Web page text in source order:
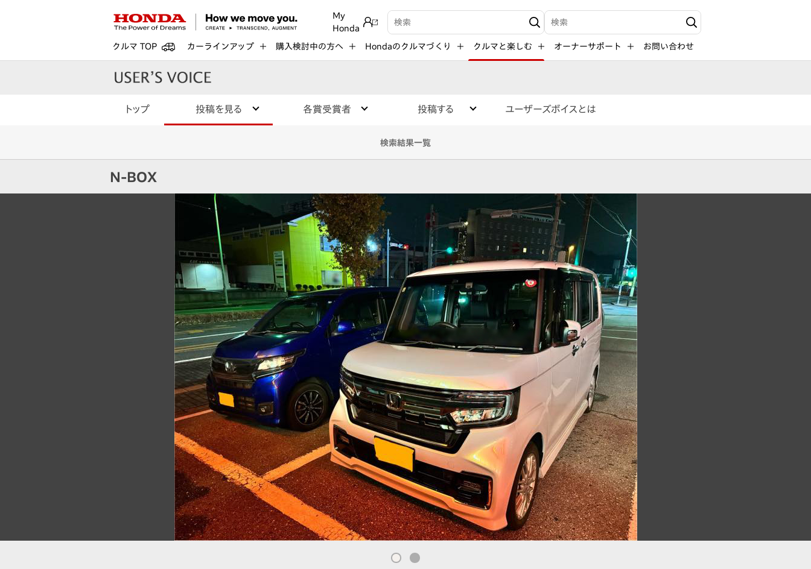
My
Honda
検索キーワード入力 検索キーワード入力
クルマ TOP カーラインアップ 購入検討中の方へ Hondaのクルマづくり クルマと楽しむ オーナーサポート お問い合わせ
トップ 投稿を見る 各賞受賞者 投稿する ユーザーズボイスとは
検索結果一覧
N-BOX